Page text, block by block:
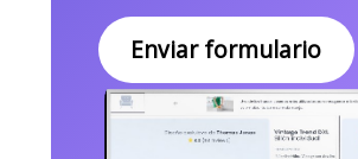
Enviar formulario